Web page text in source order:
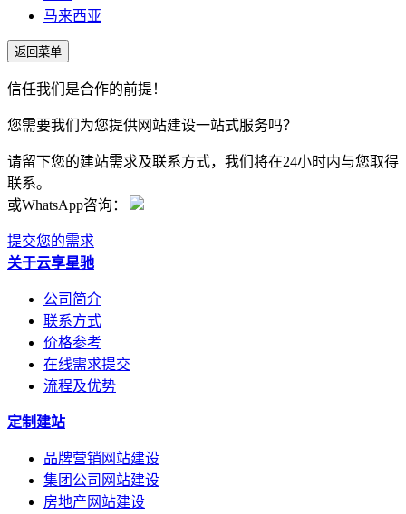
马来西亚
返回菜单
信任我们是合作的前提！
您需要我们为您提供网站建设一站式服务吗？
请留下您的建站需求及联系方式，我们将在24小时内与您取得
联系。
或WhatsApp咨询：
提交您的需求
关于云享星驰
公司简介
联系方式
价格参考
在线需求提交
流程及优势
定制建站
品牌营销网站建设
集团公司网站建设
房地产网站建设